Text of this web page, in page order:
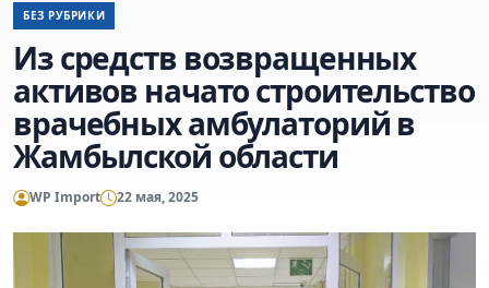
БЕЗ РУБРИКИ
Из средств возвращенных
активов начато строительство
врачебных амбулаторий в
Жамбылской области
WP Import 22 мая, 2025